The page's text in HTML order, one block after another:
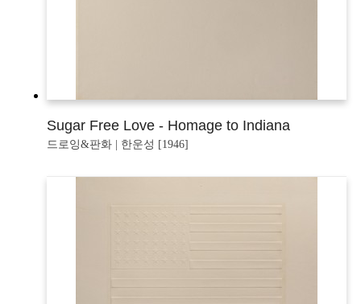
Sugar Free Love - Homage to Indiana
드로잉&판화 | 한운성 [1946]